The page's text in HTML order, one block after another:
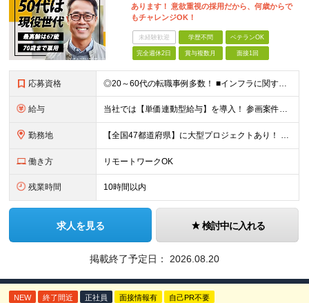
あります！ 意欲重視の採用だから、何歳からで
もチャレンジOK！
未経験歓迎 学歴不問 ベテランOK
完全週休2日 賞与複数月 面接1回
応募資格 ◎20～60代の転職事例多数！ ■インフラに関する何らかのご経験 ■学歴不問/転職回数は一切不問！
給与 当社では【単価連動型給与】を導入！ 参画案件の契約単価に連動して給与が決定。 還元率は単価の【70％～80％】と東証プライム上場グループとして高水準です！（社会保険料・教育コスト含む） ■関東：月給
勤務地 【全国47都道府県】に大型プロジェクトあり！ 主要勤務地： 北海道/宮城県/栃木県/埼玉県/千葉県/東京都/神奈川県/愛知県/大阪府/京都府/兵庫県/広島県/福岡県/熊本県 ※勤務エリアは、あなたの
働き方 リモートワークOK
残業時間 10時間以内
求人を見る 検討中に入れる
掲載終了予定日： 2026.08.20
NEW 終了間近 正社員 面接情報有 自己PR不要